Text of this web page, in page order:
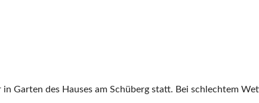
Garten des Hauses am Schüberg statt. Bei schlechtem